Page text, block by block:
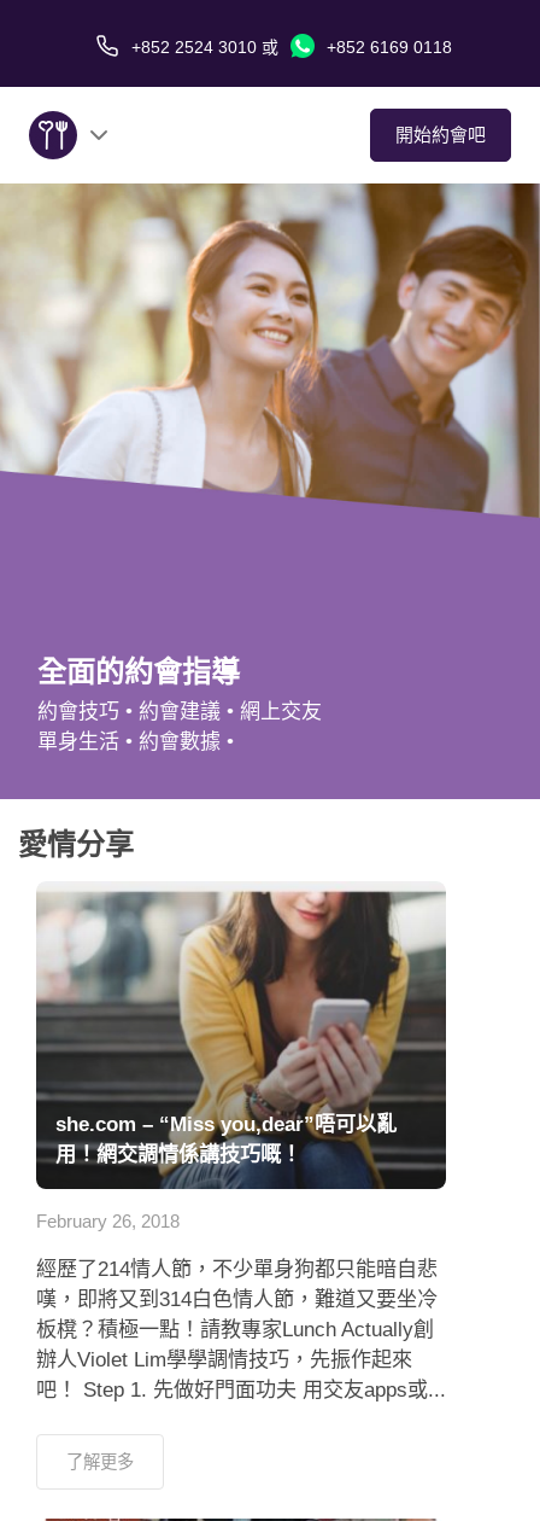
+852 2524 3010 或 +852 6169 0118
開始約會吧
關於我們
愛情故事
傳媒報導
約會技巧
全面的約會指導
約會技巧 • 約會建議 • 網上交友
單身生活 • 約會數據 •
愛情分享
she.com – “Miss you,dear”唔可以亂
用！網交調情係講技巧嘅！
February 26, 2018
經歷了214情人節，不少單身狗都只能暗自悲
嘆，即將又到314白色情人節，難道又要坐冷
板櫈？積極一點！請教專家Lunch Actually創
辦人Violet Lim學學調情技巧，先振作起來
吧！ Step 1. 先做好門面功夫 用交友apps或...
了解更多